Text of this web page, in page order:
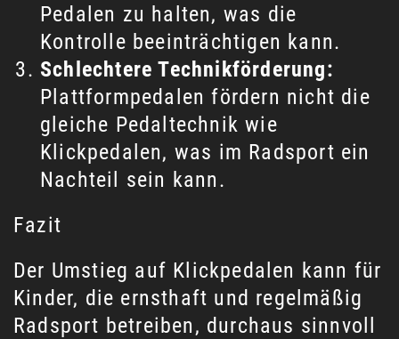
Pedalen zu halten, was die
Kontrolle beeinträchtigen kann.
Schlechtere Technikförderung:
Plattformpedalen fördern nicht die
gleiche Pedaltechnik wie
Klickpedalen, was im Radsport ein
Nachteil sein kann.
Fazit
Der Umstieg auf Klickpedalen kann für
Kinder, die ernsthaft und regelmäßig
Radsport betreiben, durchaus sinnvoll